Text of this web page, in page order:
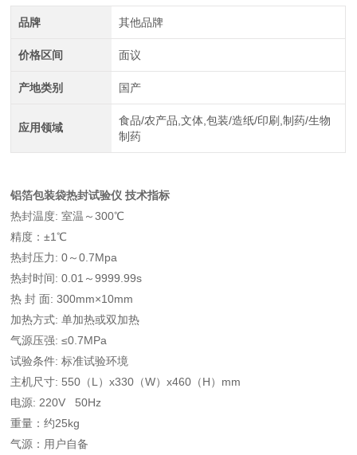
品牌 其他品牌
价格区间 面议
产地类别 国产
应用领域
食品/农产品,文体,包装/造纸/印刷,制药/生物
制药
铝箔包装袋热封试验仪 技术指标
热封温度: 室温～300℃
精度：±1℃
热封压力: 0～0.7Mpa
热封时间: 0.01～9999.99s
热 封 面: 300mm×10mm
加热方式: 单加热或双加热
气源压强: ≤0.7MPa
试验条件: 标准试验环境
主机尺寸: 550（L）x330（W）x460（H）mm
电源: 220V 50Hz
重量：约25kg
气源：用户自备